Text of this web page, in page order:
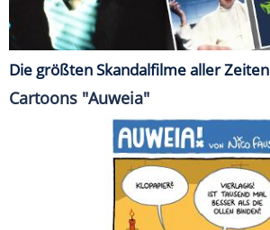
Die größten Skandalfilme aller Zeiten
Cartoons "Auweia"